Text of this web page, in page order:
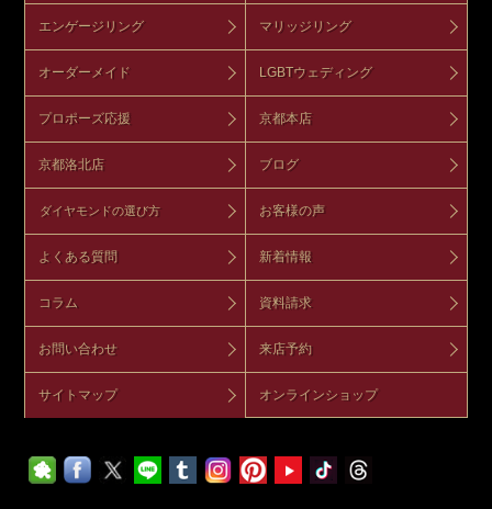
エンゲージリング マリッジリング
オーダーメイド LGBTウェディング
プロポーズ応援 京都本店
京都洛北店 ブログ
ダイヤモンドの選び方 お客様の声
よくある質問 新着情報
コラム 資料請求
お問い合わせ 来店予約
サイトマップ オンラインショップ